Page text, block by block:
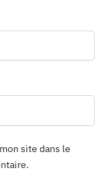
site dans le